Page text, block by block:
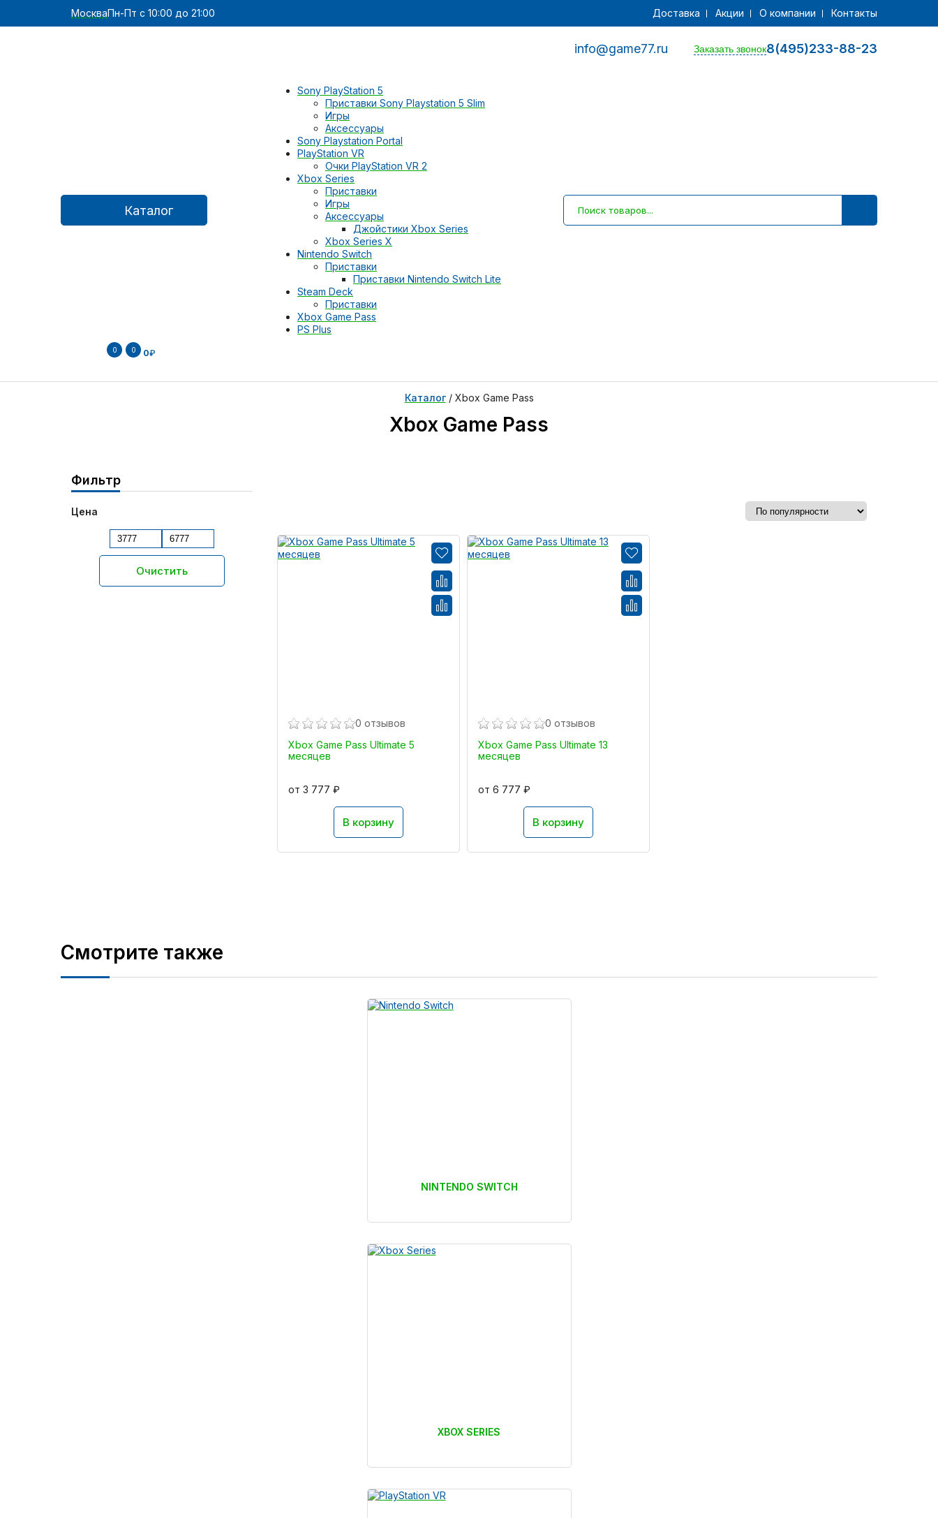
МоскваПн-Пт с 10:00 до 21:00 Доставка Акции О компании Контакты
info@game77.ru 8(495)233-88-23
Заказать звонок
Каталог
Sony PlayStation 5
Приставки Sony Playstation 5 Slim
Игры
Аксессуары
Sony Playstation Portal
PlayStation VR
Очки PlayStation VR 2
Xbox Series
Приставки
Игры
Аксессуары
Джойстики Xbox Series
Xbox Series X
Nintendo Switch
Приставки
Приставки Nintendo Switch Lite
Steam Deck
Приставки
Xbox Game Pass
PS Plus
0 0 0₽
Каталог/ Xbox Game Pass
Xbox Game Pass
Фильтр
Цена
Очистить
0 отзывов
Xbox Game Pass Ultimate 5
месяцев
от 3 777 ₽
В корзину
0 отзывов
Xbox Game Pass Ultimate 13
месяцев
от 6 777 ₽
В корзину
Смотрите также
NINTENDO SWITCH
XBOX SERIES